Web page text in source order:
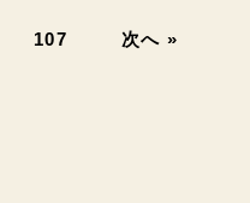
107 次へ »